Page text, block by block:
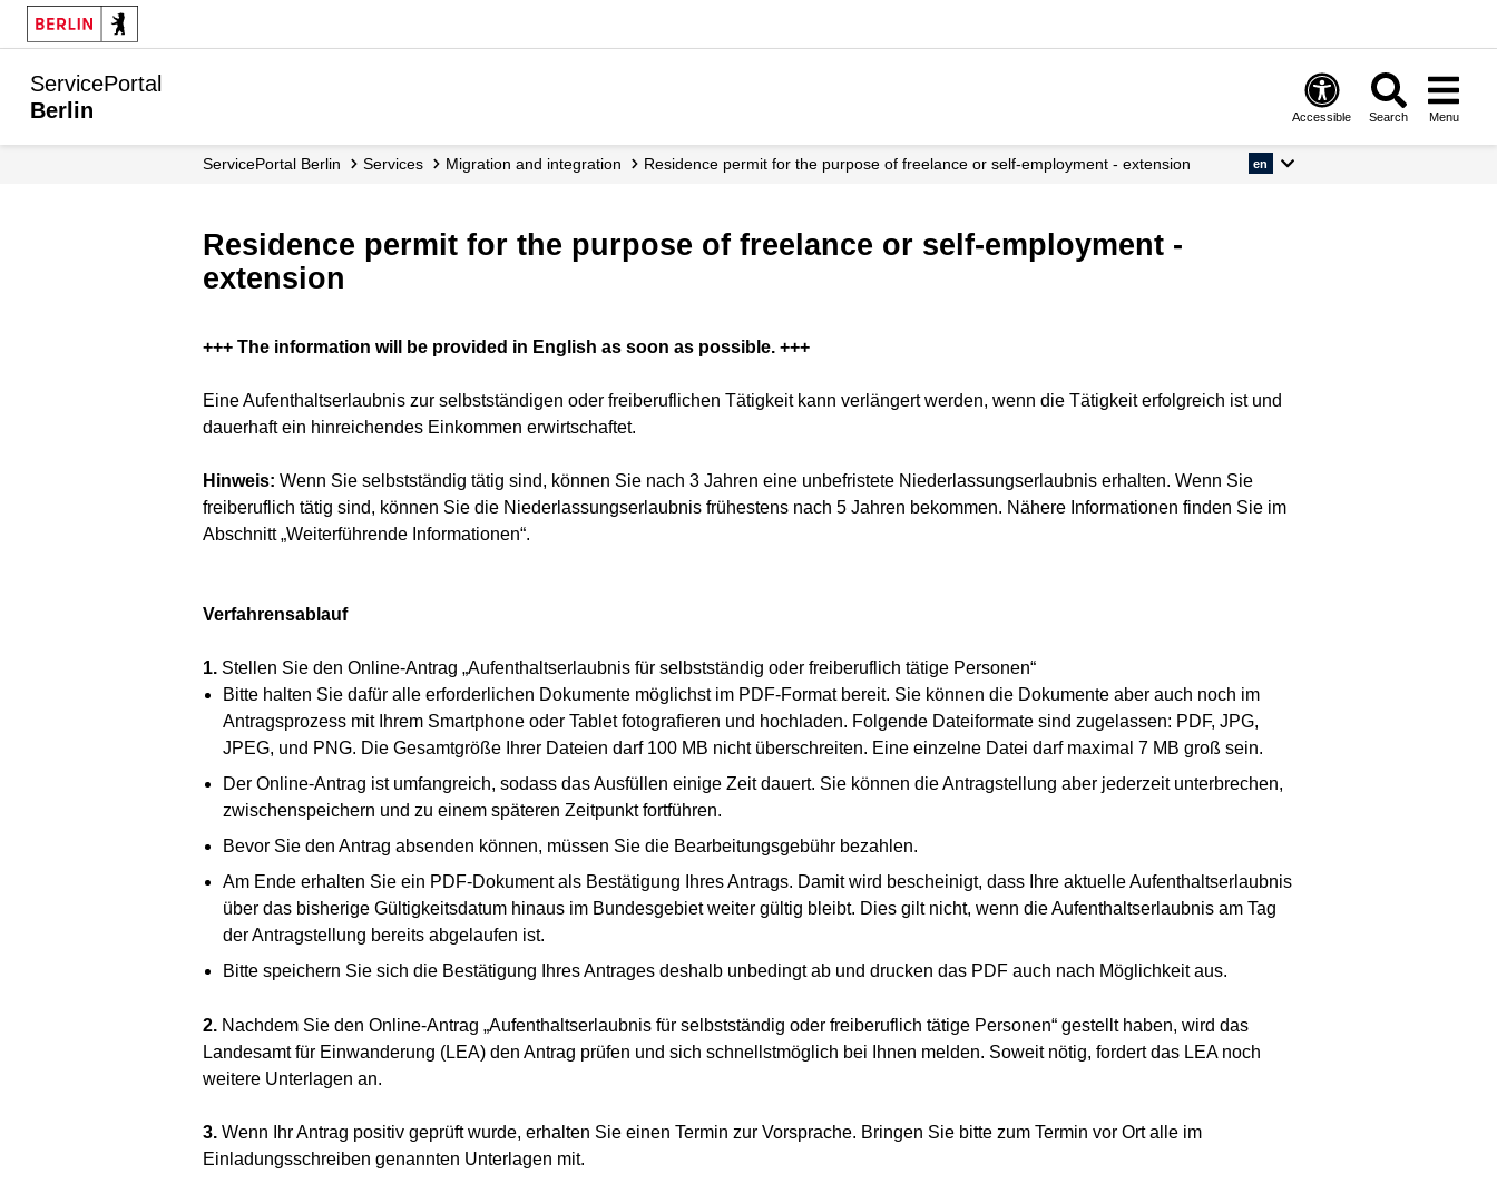
ServicePortal
Berlin
Accessible Search Menu
ServicePortal Berlin Services migration and integration Residence permit for the purpose of freelance or self-employment - extension en
Residence permit for the purpose of freelance or self-employment -
extension
+++ The information will be provided in English as soon as possible. +++
Eine Aufenthaltserlaubnis zur selbstständigen oder freiberuflichen Tätigkeit kann verlängert werden, wenn die Tätigkeit erfolgreich ist und
dauerhaft ein hinreichendes Einkommen erwirtschaftet.
Hinweis: Wenn Sie selbstständig tätig sind, können Sie nach 3 Jahren eine unbefristete Niederlassungserlaubnis erhalten. Wenn Sie
freiberuflich tätig sind, können Sie die Niederlassungserlaubnis frühestens nach 5 Jahren bekommen. Nähere Informationen finden Sie im
Abschnitt „Weiterführende Informationen“.
Verfahrensablauf
1. Stellen Sie den Online-Antrag „Aufenthaltserlaubnis für selbstständig oder freiberuflich tätige Personen“
Bitte halten Sie dafür alle erforderlichen Dokumente möglichst im PDF-Format bereit. Sie können die Dokumente aber auch noch im
Antragsprozess mit Ihrem Smartphone oder Tablet fotografieren und hochladen. Folgende Dateiformate sind zugelassen: PDF, JPG,
JPEG, und PNG. Die Gesamtgröße Ihrer Dateien darf 100 MB nicht überschreiten. Eine einzelne Datei darf maximal 7 MB groß sein.
Der Online-Antrag ist umfangreich, sodass das Ausfüllen einige Zeit dauert. Sie können die Antragstellung aber jederzeit unterbrechen,
zwischenspeichern und zu einem späteren Zeitpunkt fortführen.
Bevor Sie den Antrag absenden können, müssen Sie die Bearbeitungsgebühr bezahlen.
Am Ende erhalten Sie ein PDF-Dokument als Bestätigung Ihres Antrags. Damit wird bescheinigt, dass Ihre aktuelle Aufenthaltserlaubnis
über das bisherige Gültigkeitsdatum hinaus im Bundesgebiet weiter gültig bleibt. Dies gilt nicht, wenn die Aufenthaltserlaubnis am Tag
der Antragstellung bereits abgelaufen ist.
Bitte speichern Sie sich die Bestätigung Ihres Antrages deshalb unbedingt ab und drucken das PDF auch nach Möglichkeit aus.
2. Nachdem Sie den Online-Antrag „Aufenthaltserlaubnis für selbstständig oder freiberuflich tätige Personen“ gestellt haben, wird das
Landesamt für Einwanderung (LEA) den Antrag prüfen und sich schnellstmöglich bei Ihnen melden. Soweit nötig, fordert das LEA noch
weitere Unterlagen an.
3. Wenn Ihr Antrag positiv geprüft wurde, erhalten Sie einen Termin zur Vorsprache. Bringen Sie bitte zum Termin vor Ort alle im
Einladungsschreiben genannten Unterlagen mit.